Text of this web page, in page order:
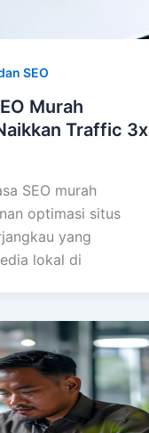
SEO
Murah
Traffic 3x
SEO murah
optimasi situs
yang
lokal di